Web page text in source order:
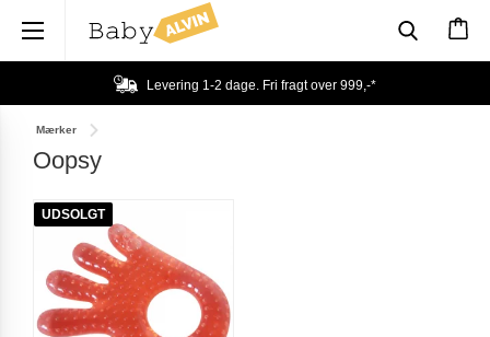
Levering 1-2 dage. Fri fragt over 999,-*
Mærker
Oopsy
UDSOLGT